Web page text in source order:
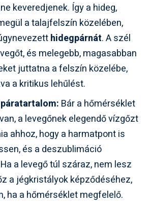
keveredjenek. Így a hideg,
a talajfelszín közelében,
hidegpárnát. A szél
és melegebb, magasabban
juttatna a felszín közelébe,
a kritikus lehűlést.
Bár a hőmérséklet
a levegőnek elegendő vízgőzt
ahhoz, hogy a harmatpont is
és a deszublimáció
a levegő túl száraz, nem lesz
a jégkristályok képződéséhez,
ha a hőmérséklet megfelelő.